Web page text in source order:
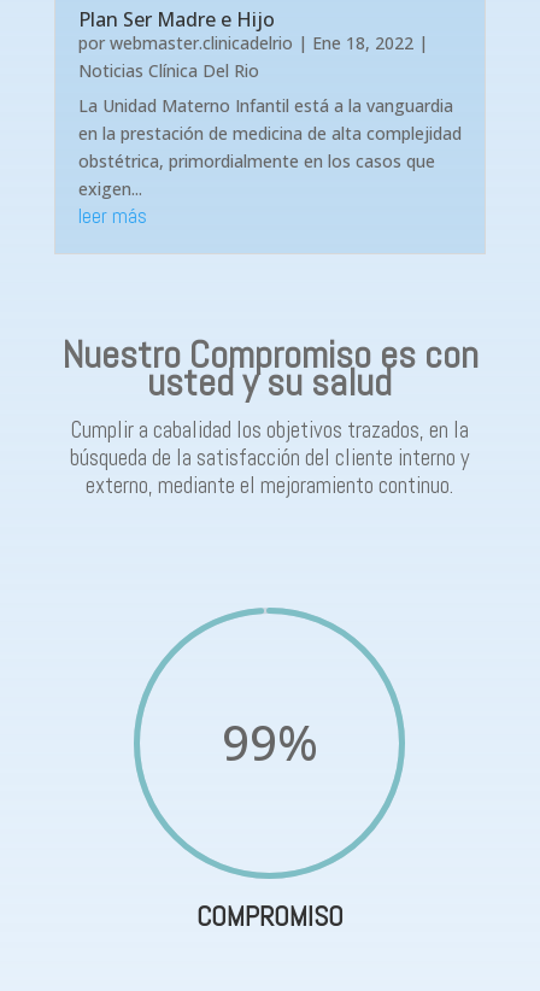
Plan Ser Madre e Hijo
por webmaster.clinicadelrio | Ene 18, 2022|
Noticias Clínica Del Rio
La Unidad Materno Infantil está a la vanguardia
en la prestación de medicina de alta complejidad
obstétrica, primordialmente en los casos que
exigen...
leer más
Nuestro Compromiso es con
usted y su salud
Cumplir a cabalidad los objetivos trazados, en la
búsqueda de la satisfacción del cliente interno y
externo, mediante el mejoramiento continuo.
99%
COMPROMISO